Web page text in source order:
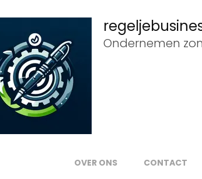
Ondernemen
OVER ONS CONTACT